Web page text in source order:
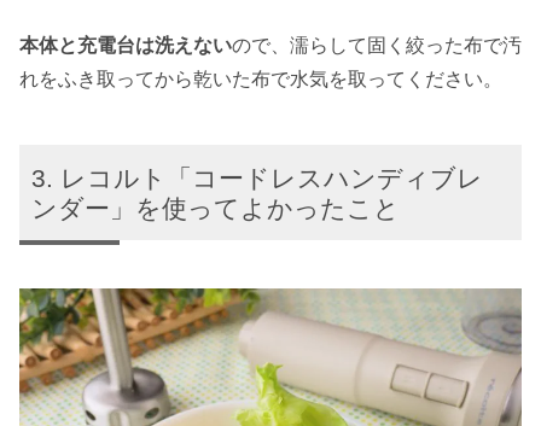
本体と充電台は洗えないので、濡らして固く絞った布で汚
れをふき取ってから乾いた布で水気を取ってください。
レコルト「コードレスハンディブレ
ンダー」を使ってよかったこと